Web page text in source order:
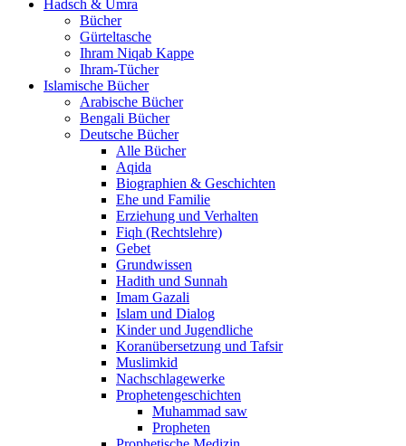
Hadsch & Umra
Bücher
Gürteltasche
Ihram Niqab Kappe
Ihram-Tücher
Islamische Bücher
Arabische Bücher
Bengali Bücher
Deutsche Bücher
Alle Bücher
Aqida
Biographien & Geschichten
Ehe und Familie
Erziehung und Verhalten
Fiqh (Rechtslehre)
Gebet
Grundwissen
Hadith und Sunnah
Imam Gazali
Islam und Dialog
Kinder und Jugendliche
Koranübersetzung und Tafsir
Muslimkid
Nachschlagewerke
Prophetengeschichten
Muhammad saw
Propheten